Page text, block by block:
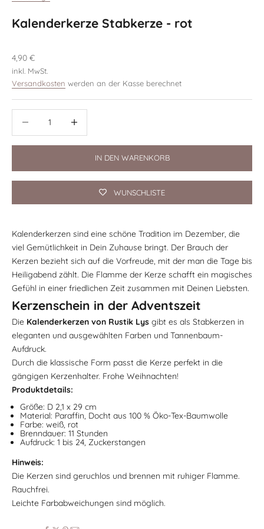
Kalenderkerze Stabkerze - rot
Angebot
4,90 €
inkl. MwSt.
Versandkosten werden an der Kasse berechnet
IN DEN WARENKORB
WUNSCHLISTE
Kalenderkerzen sind eine schöne Tradition im Dezember, die
viel Gemütlichkeit in Dein Zuhause bringt. Der Brauch der
Kerzen bezieht sich auf die Vorfreude, mit der man die Tage bis
Heiligabend zählt. Die Flamme der Kerze schafft ein magisches
Gefühl in einer friedlichen Zeit zusammen mit Deinen Liebsten.
Kerzenschein in der Adventszeit
Die Kalenderkerzen von Rustik Lys gibt es als Stabkerzen in
eleganten und ausgewählten Farben und Tannenbaum-
Aufdruck.
Durch die klassische Form passt die Kerze perfekt in die
gängigen Kerzenhalter. Frohe Weihnachten!
Produktdetails:
Größe: D 2,1 x 29 cm
Material: Paraffin, Docht aus 100 % Öko-Tex-Baumwolle
Farbe: weiß, rot
Brenndauer: 11 Stunden
Aufdruck: 1 bis 24, Zuckerstangen
Hinweis:
Die Kerzen sind geruchlos und brennen mit ruhiger Flamme.
Rauchfrei.
Leichte Farbabweichungen sind möglich.